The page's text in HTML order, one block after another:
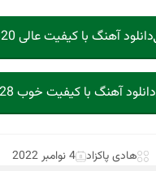
دانلود آهنگ با کیفیت عالی 320
دانلود آهنگ با کیفیت خوب 128
هادی پاکزاد 4 نوامبر 2022